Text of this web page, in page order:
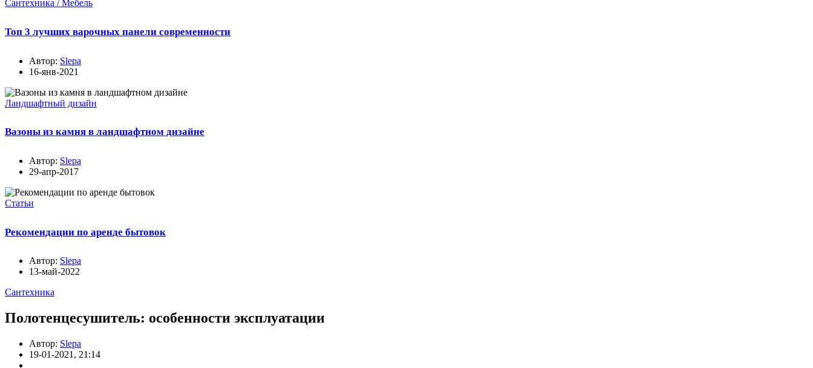
Сантехника / Мебель
Топ 3 лучших варочных панели современности
Автор: Slepa
16-янв-2021
Ландшафтный дизайн
Вазоны из камня в ландшафтном дизайне
Автор: Slepa
29-апр-2017
Статьи
Рекомендации по аренде бытовок
Автор: Slepa
13-май-2022
Сантехника
Полотенцесушитель: особенности эксплуатации
Автор: Slepa
19-01-2021, 21:14